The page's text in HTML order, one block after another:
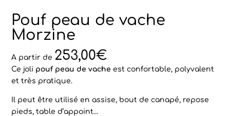
Pouf peau de vache
Morzine
A partir de 253,00€
Ce joli pouf peau de vache est confortable, polyvalent
et très pratique.
Il peut être utilisé en assise, bout de canapé, repose
pieds, table d’appoint…